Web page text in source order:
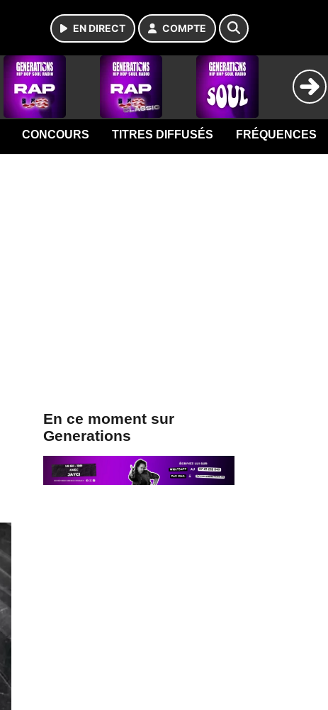
EN DIRECT COMPTE
CONCOURS TITRES DIFFUSÉS FRÉQUENCES
En ce moment sur
Generations